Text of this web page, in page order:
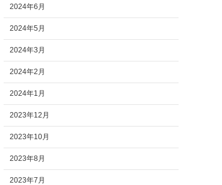
2024年6月
2024年5月
2024年3月
2024年2月
2024年1月
2023年12月
2023年10月
2023年8月
2023年7月